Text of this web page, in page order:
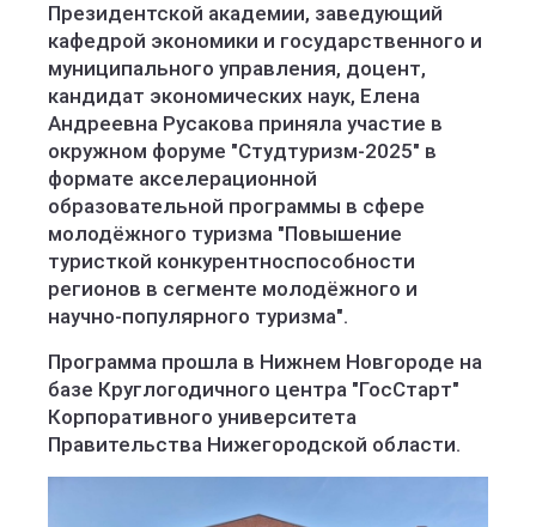
Президентской академии, заведующий
кафедрой экономики и государственного и
муниципального управления, доцент,
кандидат экономических наук, Елена
Андреевна Русакова приняла участие в
окружном форуме "Студтуризм-2025" в
формате акселерационной
образовательной программы в сфере
молодёжного туризма "Повышение
туристкой конкурентноспособности
регионов в сегменте молодёжного и
научно-популярного туризма".
Программа прошла в Нижнем Новгороде на
базе Круглогодичного центра "ГосСтарт"
Корпоративного университета
Правительства Нижегородской области.